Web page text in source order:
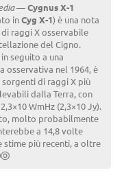
—Cygnus X-1
inCyg X-1) è una nota
raggi X osservabile
del Cigno.
seguito a una
osservativa nel 1964, è
sorgenti di raggi X più
dalla Terra, con
WmHz (2,3×10 Jy).
molto probabilmente
a 14,8 volte
più recenti, a oltre